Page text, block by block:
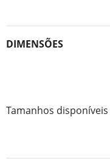
DIMENSÕES
Tamanhos disponíveis